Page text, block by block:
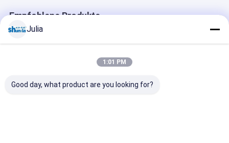
Empfohlene Produkte
Julia
1:01 PM
Good day, what product are you looking for?